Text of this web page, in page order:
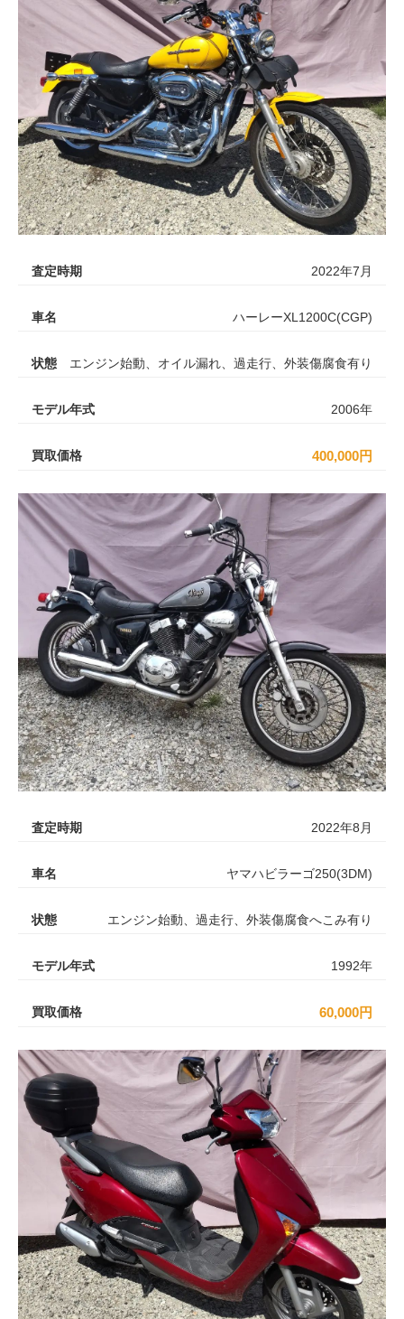
査定時期 2022年7月
車名 ハーレーXL1200C(CGP)
状態 エンジン始動、オイル漏れ、過走行、外装傷腐食有り
モデル年式 2006年
買取価格 400,000円
査定時期 2022年8月
車名 ヤマハビラーゴ250(3DM)
状態 エンジン始動、過走行、外装傷腐食へこみ有り
モデル年式 1992年
買取価格 60,000円